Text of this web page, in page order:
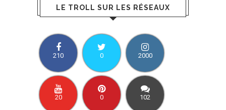
LE TROLL SUR LES RÉSEAUX
210 0 2000
20 0 102